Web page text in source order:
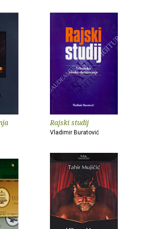
Rajski studij
Vladimir Buratović